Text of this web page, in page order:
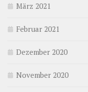
März 2021
Februar 2021
Dezember 2020
November 2020